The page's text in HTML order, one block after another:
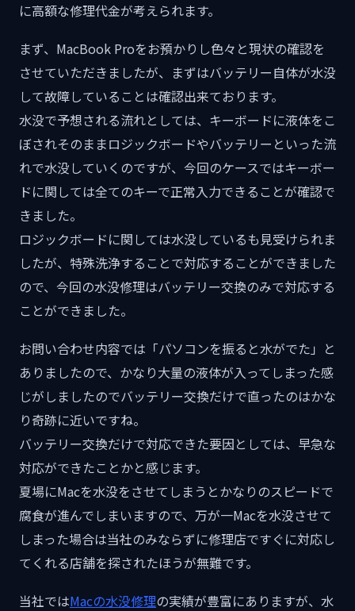
に高額な修理代金が考えられます。
まず、MacBook Proをお預かりし色々と現状の確認を
させていただきましたが、まずはバッテリー自体が水没
して故障していることは確認出来ております。
水没で予想される流れとしては、キーボードに液体をこ
ぼされそのままロジックボードやバッテリーといった流
れで水没していくのですが、今回のケースではキーボー
ドに関しては全てのキーで正常入力できることが確認で
きました。
ロジックボードに関しては水没しているも見受けられま
したが、特殊洗浄することで対応することができました
ので、今回の水没修理はバッテリー交換のみで対応する
ことができました。
お問い合わせ内容では「パソコンを振ると水がでた」と
ありましたので、かなり大量の液体が入ってしまった感
じがしましたのでバッテリー交換だけで直ったのはかな
り奇跡に近いですね。
バッテリー交換だけで対応できた要因としては、早急な
対応ができたことかと感じます。
夏場にMacを水没をさせてしまうとかなりのスピードで
腐食が進んでしまいますので、万が一Macを水没させて
しまった場合は当社のみならずに修理店ですぐに対応し
てくれる店舗を探されたほうが無難です。
当社ではMacの水没修理の実績が豊富にありますが、水